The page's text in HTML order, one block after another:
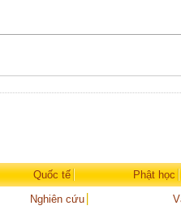
Quốc tế
Phật học
Nghiên cứu